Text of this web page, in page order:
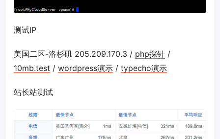
测试IP
美国二区-洛杉矶 205.209.170.3 / php探针 /
10mb.test / wordpress演示 / typecho演示
站长站测试